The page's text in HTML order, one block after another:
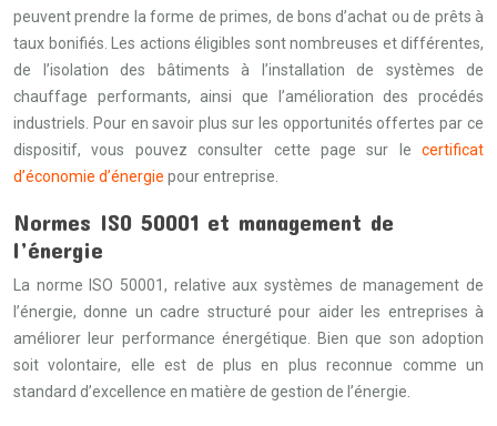
peuvent prendre la forme de primes, de bons d’achat ou de prêts à
taux bonifiés. Les actions éligibles sont nombreuses et différentes,
de l’isolation des bâtiments à l’installation de systèmes de
chauffage performants, ainsi que l’amélioration des procédés
industriels. Pour en savoir plus sur les opportunités offertes par ce
dispositif, vous pouvez consulter cette page sur le certificat
d’économie d’énergie pour entreprise.
Normes ISO 50001 et management de
l’énergie
La norme ISO 50001, relative aux systèmes de management de
l’énergie, donne un cadre structuré pour aider les entreprises à
améliorer leur performance énergétique. Bien que son adoption
soit volontaire, elle est de plus en plus reconnue comme un
standard d’excellence en matière de gestion de l’énergie.